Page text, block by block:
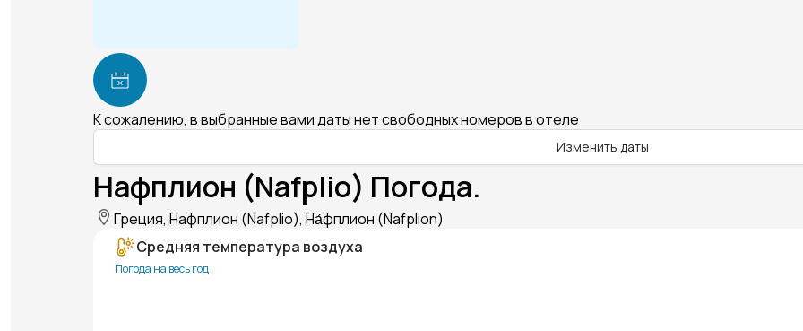
К сожалению, в выбранные вами даты нет свободных номеров в отеле
Изменить даты
Нафплион (Nafplio) Погода.
Греция, Нафплион (Nafplio), На́фплион (Nafplion)
Средняя температура воздуха
Погода на весь год